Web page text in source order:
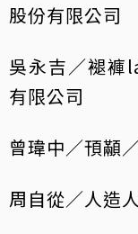
股份有限公司
吳永吉／褪褲
有限公司
曾瑋中／頇顢
周自從／人造